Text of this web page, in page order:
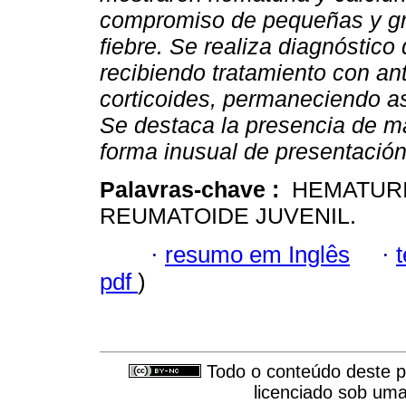
compromiso de pequeñas y
fiebre. Se realiza
recibiendo tratamiento con
corticoides, permaneciendo
Se destaca la presencia de
forma inusual de
Palavras-chave :
REUMATOIDE JUVENIL.
· resumo em Inglês ·
pdf )
Todo o conteúdo deste
licenciado sob